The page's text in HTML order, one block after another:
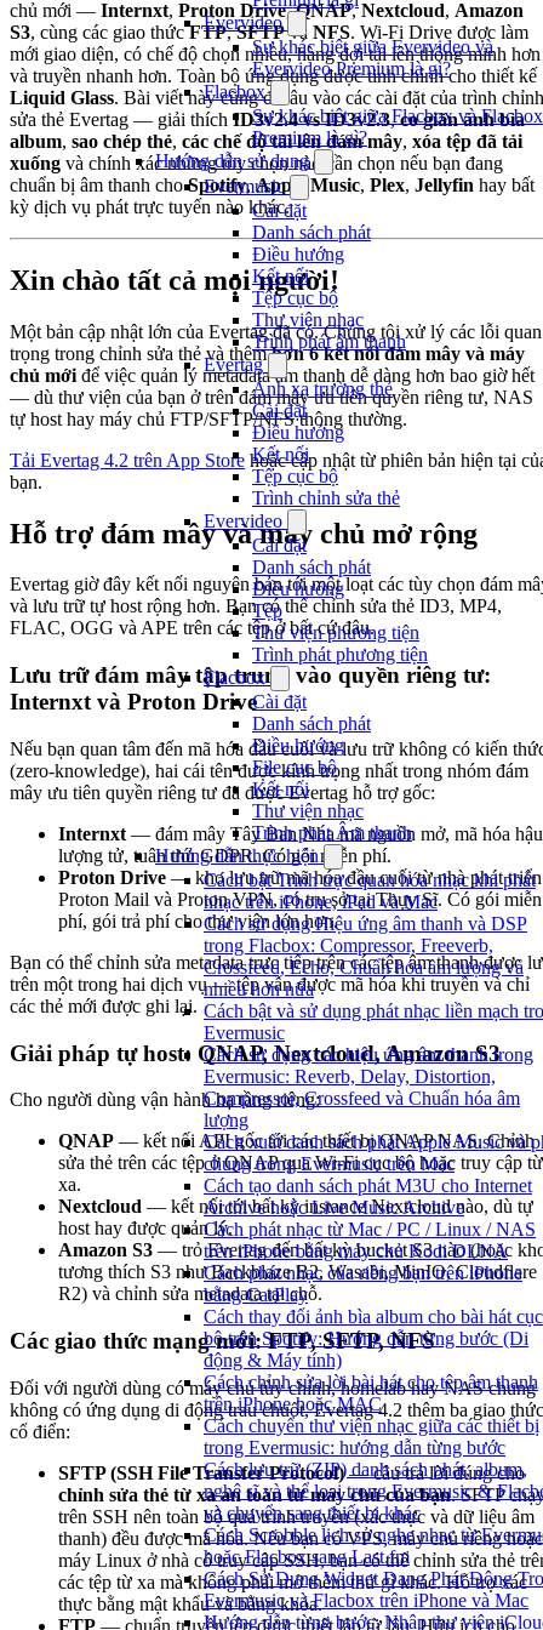
Evervideo
Sự khác biệt giữa Evervideo và
Evervideo Premium là gì?
Flacbox
Sự khác biệt giữa Flacbox và Flacbox
Premium là gì?
Hướng dẫn sử dụng
Evermusic
Cài đặt
Danh sách phát
Điều hướng
Kết nối
Tệp cục bộ
Thư viện nhạc
Trình phát âm thanh
Evertag
Ánh xạ trường thẻ
Cài đặt
Điều hướng
Kết nối
Tệp cục bộ
Trình chỉnh sửa thẻ
Evervideo
Cài đặt
Danh sách phát
Điều hướng
Tệp
Thư viện phương tiện
Trình phát phương tiện
Flacbox
Cài đặt
Danh sách phát
Điều hướng
File cục bộ
Kết nối
Thư viện nhạc
Trình phát Âm thanh
Hướng dẫn thực hiện
Cách bật Trình trực quan hóa nhạc khi phát
nhạc trên iPhone, iPad và Mac
Cách sử dụng Hiệu ứng âm thanh và DSP
trong Flacbox: Compressor, Freeverb,
Crossfeed, Echo, Chuẩn hóa âm lượng và
nhiều hơn nữa
Cách bật và sử dụng phát nhạc liền mạch
Evermusic
Cách sử dụng các hiệu ứng âm thanh trong
Evermusic: Reverb, Delay, Distortion,
Compressor, Crossfeed và Chuẩn hóa âm
lượng
Cách xuất danh sách phát Apple Music và
chúng trong Evermusic trên Mac
Cách tạo danh sách phát M3U cho Internet
Archive hoặc Live Music Archive
Cách phát nhạc từ Mac / PC / Linux / NAS
trên iPhone bằng máy chủ Kodi DLNA
Cách phát nhạc của riêng bạn trên iPhone
bằng CarPlay
Cách thay đổi ảnh bìa album cho bài hát cục
bộ trên Spotify: Hướng dẫn từng bước (Di
động & Máy tính)
Cách chỉnh sửa lời bài hát cho tệp âm thanh
trên iPhone hoặc MAC
Cách chuyển thư viện nhạc giữa các thiết bị
trong Evermusic: hướng dẫn từng bước
Cách lưu trữ (ZIP) danh sách phát, album,
nghệ sĩ và thể loại trong Evermusic &
và chuyển sang thiết bị khác
Cách Scrobble lịch sử nghe nhạc từ
hoặc Flacbox sang Last.fm
Cách Sử Dụng Widget Đang Phát Động
Evermusic và Flacbox trên iPhone và Mac
Hướng dẫn từng bước: Nhập thư viện
chủ mới — Internxt, Proton Drive,QNAP,Nextcloud, Amazon
S3, cùng các giao thứcFTP,SFTPvà NFS. Wi-Fi Drive được làm
mới giao diện, có chế độ chọn nhiều, hàng đợi tải lên thông minh hơn
và truyền nhanh hơn. Toàn bộ ứng dụng được tinh chỉnh cho thiết kế
Liquid Glass. Bài viết này cũng đi sâu vào các cài đặt của trình chỉnh
sửa thẻ Evertag — giải thích ID3v2.4 vs ID3v2.3,co giãn ảnh bìa
album, sao chép thẻ, các chế độ tải lên đám mây, xóa tệp đã tải
xuống và chính xác những tùy chọn nào cần chọn nếu bạn đang
chuẩn bị âm thanh choSpotify,Apple Music, Plex, Jellyfin hay bất
kỳ dịch vụ phát trực tuyến nào khác.
Xin chào tất cả mọi người!
Một bản cập nhật lớn của Evertag đã có. Chúng tôi xử lý các lỗi quan
trọng trong chỉnh sửa thẻ và thêmhơn 6 kết nối đám mây và máy
chủ mới để việc quản lý metadata âm thanh dễ dàng hơn bao giờ hết
— dù thư viện của bạn ở trên đám mây ưu tiên quyền riêng tư, NAS
tự host hay máy chủ FTP/SFTP/NFS thông thường.
Tải Evertag 4.2 trên App Store hoặc cập nhật từ phiên bản hiện tại
bạn.
Hỗ trợ đám mây và máy chủ mở rộng
Evertag giờ đây kết nối nguyên bản tới một loạt các tùy chọn đám
và lưu trữ tự host rộng hơn. Bạn có thể chỉnh sửa thẻ ID3, MP4,
FLAC, OGG và APE trên các tệp ở bất cứ đâu.
Lưu trữ đám mây tập trung vào quyền riêng tư:
Internxt và Proton Drive
Nếu bạn quan tâm đến mã hóa đầu cuối và lưu trữ không có kiến
(zero-knowledge), hai cái tên được kính trọng nhất trong nhóm đám
mây ưu tiên quyền riêng tư đã được Evertag hỗ trợ gốc:
Internxt — đám mây Tây Ban Nha mã nguồn mở, mã hóa hậu
lượng tử, tuân thủ GDPR. Có gói miễn phí.
Proton Drive — kho lưu trữ mã hóa đầu cuối từ nhà phát triển
Proton Mail và Proton VPN, có trụ sở tại Thụy Sĩ. Có gói miễn
phí, gói trả phí cho thư viện lớn hơn.
Bạn có thể chỉnh sửa metadata trực tiếp trên các tệp âm thanh được
trên một trong hai dịch vụ — tệp vẫn được mã hóa khi truyền và chỉ
các thẻ mới được ghi lại.
Giải pháp tự host: QNAP, Nextcloud, Amazon S3
Cho người dùng vận hành hạ tầng riêng:
QNAP — kết nối API gốc tới các thiết bị QNAP NAS. Chỉnh
sửa thẻ trên các tệp ở QNAP qua Wi-Fi cục bộ hoặc truy cập từ
xa.
Nextcloud — kết nối tới bất kỳ instance Nextcloud nào, dù tự
host hay được quản lý.
Amazon S3 — trỏ Evertag đến bất kỳ bucket S3 nào (hoặc
tương thích S3 như Backblaze B2, Wasabi, MinIO, Cloudflare
R2) và chỉnh sửa metadata tại chỗ.
Các giao thức mạng mới: FTP, SFTP, NFS
Đối với người dùng có máy chủ tùy chỉnh, homelab hay NAS chung
không có ứng dụng di động trau chuốt, Evertag 4.2 thêm ba giao thức
cổ điển:
SFTP (SSH File Transfer Protocol)— câu trả lời đúng cho
chỉnh sửa thẻ từ xa an toàn từ máy chủ của bạn. SFTP
trên SSH nên toàn bộ quá trình truyền (xác thực và dữ liệu âm
thanh) đều được mã hóa. Nếu bạn có VPS, máy chủ riêng hoặc
máy Linux ở nhà có truy cập SSH, bạn có thể chỉnh sửa thẻ
các tệp từ xa mà không phải mở thêm thứ gì khác. Hỗ trợ xác
thực bằng mật khẩu và bằng khóa.
FTP — chuẩn truyền tệp được thiết lập từ lâu. Hữu ích cho